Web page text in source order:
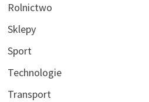
Rolnictwo
Sklepy
Sport
Technologie
Transport